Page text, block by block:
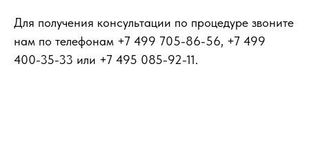
Для получения консультации по процедуре звоните
нам по телефонам +7 499 705-86-56, +7 499
400-35-33 или +7 495 085-92-11.